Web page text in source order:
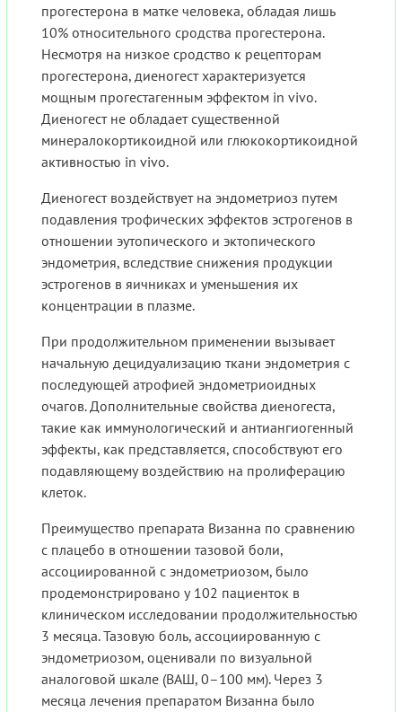
прогестерона в матке человека, обладая лишь
10% относительного сродства прогестерона.
Несмотря на низкое сродство к рецепторам
прогестерона, диеногест характеризуется
мощным прогестагенным эффектом in vivo.
Диеногест не обладает существенной
минералокортикоидной или глюкокортикоидной
активностью in vivo.
Диеногест воздействует на эндометриоз путем
подавления трофических эффектов эстрогенов в
отношении эутопического и эктопического
эндометрия, вследствие снижения продукции
эстрогенов в яичниках и уменьшения их
концентрации в плазме.
При продолжительном применении вызывает
начальную децидуализацию ткани эндометрия с
последующей атрофией эндометриоидных
очагов. Дополнительные свойства диеногеста,
такие как иммунологический и антиангиогенный
эффекты, как представляется, способствуют его
подавляющему воздействию на пролиферацию
клеток.
Преимущество препарата Визанна по сравнению
с плацебо в отношении тазовой боли,
ассоциированной с эндометриозом, было
продемонстрировано у 102 пациенток в
клиническом исследовании продолжительностью
3 месяца. Тазовую боль, ассоциированную с
эндометриозом, оценивали по визуальной
аналоговой шкале (ВАШ, 0–100 мм). Через 3
месяца лечения препаратом Визанна было